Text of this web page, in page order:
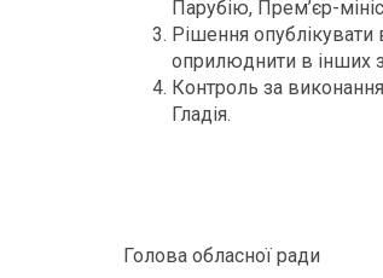
Парубію, Прем’єр-
Рішення опублікувати
оприлюднити в інших
Контроль за
Гладія.
Голова